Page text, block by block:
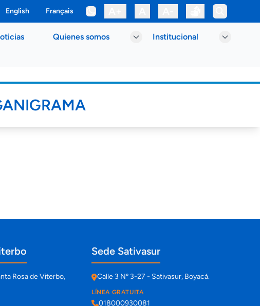
English Français
Quienes somos Institucional
Rosa de Viterbo,
Sede Sativasur
Calle 3 Nº 3-27 - Sativasur, Boyacá.
LÍNEA GRATUITA
018000930081